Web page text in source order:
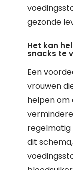
gezonde
Het kan
snacks te
Een
vrouwen
helpen om
regelmatig
dit